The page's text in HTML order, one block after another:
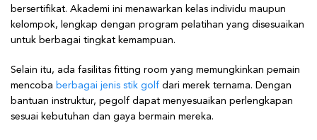
bersertifikat. Akademi ini menawarkan kelas individu maupun
kelompok, lengkap dengan program pelatihan yang disesuaikan
untuk berbagai tingkat kemampuan.
Selain itu, ada fasilitas fitting room yang memungkinkan pemain
mencoba berbagai jenis stik golf dari merek ternama. Dengan
bantuan instruktur, pegolf dapat menyesuaikan perlengkapan
sesuai kebutuhan dan gaya bermain mereka.